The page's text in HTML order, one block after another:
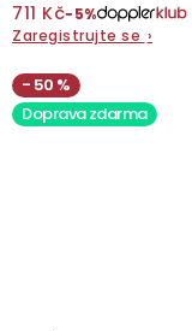
711 Kč−5%
Zaregistrujte se ›
50 %
Doprava zdarma